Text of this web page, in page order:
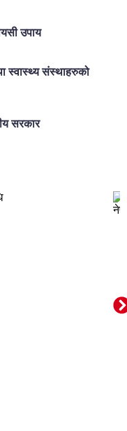
उपाय
स्वास्थ्य संस्थाहरुको
सरकार